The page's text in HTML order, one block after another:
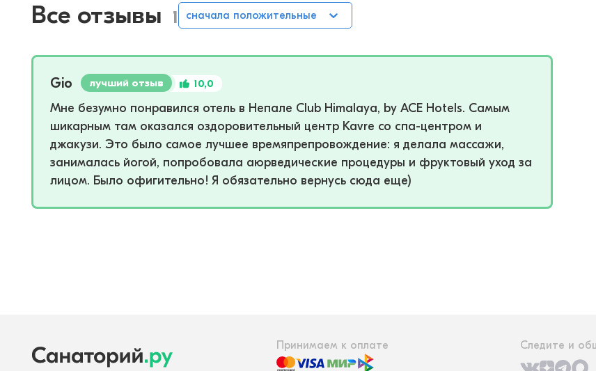
Все отзывы 1 сначала положительные
Gio лучший отзыв 10,0
Мне безумно понравился отель в Непале Club Himalaya, by ACE Hotels. Самым
шикарным там оказался оздоровительный центр Kavre со спа-центром и
джакузи. Это было самое лучшее времяпрепровождение: я делала массажи,
занималась йогой, попробовала аюрведические процедуры и фруктовый уход за
лицом. Было офигительно! Я обязательно вернусь сюда еще)
Принимаем к оплате Следите и